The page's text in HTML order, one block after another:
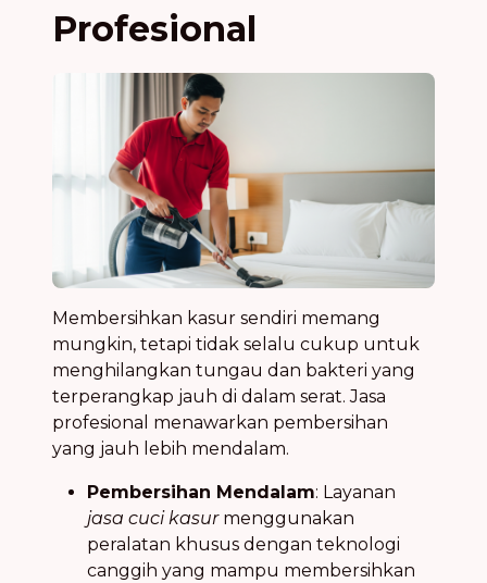
Profesional
Membersihkan kasur sendiri memang
mungkin, tetapi tidak selalu cukup untuk
menghilangkan tungau dan bakteri yang
terperangkap jauh di dalam serat. Jasa
profesional menawarkan pembersihan
yang jauh lebih mendalam.
Pembersihan Mendalam: Layanan
jasa cuci kasur menggunakan
peralatan khusus dengan teknologi
canggih yang mampu membersihkan